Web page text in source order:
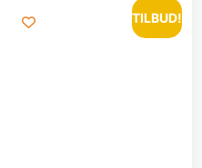
TILBUD!